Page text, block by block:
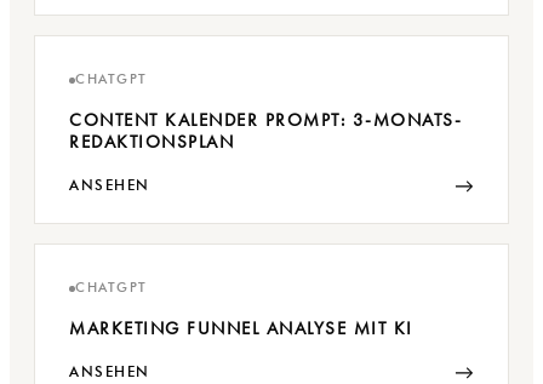
CHATGPT
CONTENT KALENDER PROMPT: 3-MONATS-
REDAKTIONSPLAN
ANSEHEN →
CHATGPT
MARKETING FUNNEL ANALYSE MIT KI
ANSEHEN →